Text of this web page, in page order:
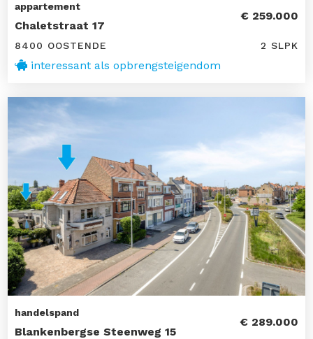
appartement
Chaletstraat 17
€ 259.000
8400 OOSTENDE 2 SLPK
interessant als opbrengsteigendom
handelspand
Blankenbergse Steenweg 15
€ 289.000